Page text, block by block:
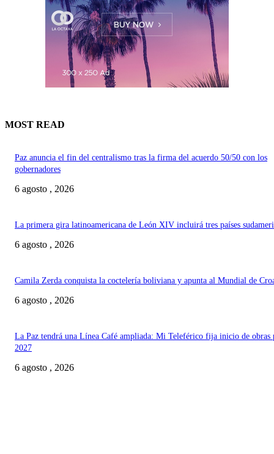
MOST READ
Paz anuncia el fin del centralismo tras la firma del acuerdo 50/50 con los
gobernadores
6 agosto , 2026
La primera gira latinoamericana de León XIV incluirá tres países
6 agosto , 2026
Camila Zerda conquista la coctelería boliviana y apunta al Mundial de
6 agosto , 2026
La Paz tendrá una Línea Café ampliada: Mi Teleférico fija inicio de obras
2027
6 agosto , 2026